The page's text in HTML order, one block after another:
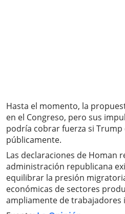
Hasta el momento, la
en el Congreso, pero sus
podría cobrar fuerza si
públicamente.
Las declaraciones de Homan
administración republicana
equilibrar la presión
económicas de sectores
ampliamente de trabajadores